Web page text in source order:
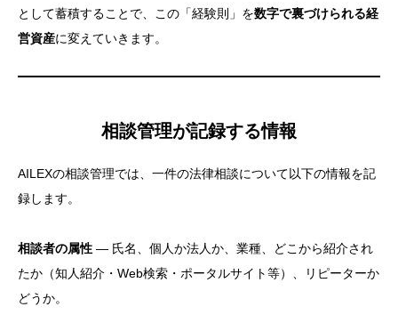
として蓄積することで、この「経験則」を数字で裏づけられる経
営資産に変えていきます。
相談管理が記録する情報
AILEXの相談管理では、一件の法律相談について以下の情報を記
録します。
相談者の属性 — 氏名、個人か法人か、業種、どこから紹介され
たか（知人紹介・Web検索・ポータルサイト等）、リピーターか
どうか。